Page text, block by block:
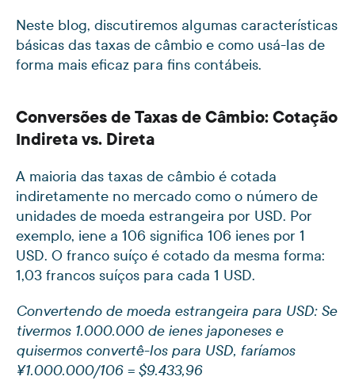
Neste blog, discutiremos algumas características
básicas das taxas de câmbio e como usá-las de
forma mais eficaz para fins contábeis.
Conversões de Taxas de Câmbio: Cotação
Indireta vs. Direta
A maioria das taxas de câmbio é cotada
indiretamente no mercado como o número de
unidades de moeda estrangeira por USD. Por
exemplo, iene a 106 significa 106 ienes por 1
USD. O franco suíço é cotado da mesma forma:
1,03 francos suíços para cada 1 USD.
Convertendo de moeda estrangeira para USD: Se
tivermos 1.000.000 de ienes japoneses e
quisermos convertê-los para USD, faríamos
¥1.000.000/106 = $9.433,96